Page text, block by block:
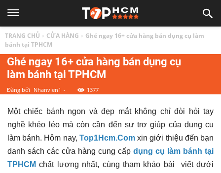
1
HCM
Top
địa
TRANG CHỦ CỬA HÀNG
Ghé ngay 16+ cửa hàng bán dụng cụ làm
bánh tại TPHCM
Ghé ngay 16+ cửa hàng bán dụng cụ
làm bánh tại TPHCM
Đăng bởi Nhanvien1 - 1377
Một chiếc bánh ngon và đẹp mắt không chỉ đòi hỏi tay
nghề khéo léo mà còn cần đến sự trợ giúp của dụng cụ
làm bánh. Hôm nay, Top1Hcm.Com xin giới thiệu đến bạn
danh sách các cửa hàng cung cấp dụng cụ làm bánh tại
TPHCM chất lượng nhất, cùng tham khảo bài viết dưới